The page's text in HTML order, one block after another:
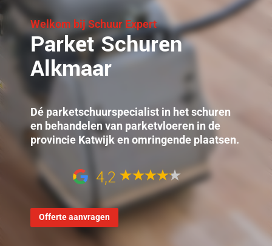
Welkom bij Schuur Expert
Parket Schuren
Alkmaar
Dé parketschuurspecialist in het schuren
en behandelen van parketvloeren in de
provincie Katwijk en omringende plaatsen.
4,2
Offerte aanvragen